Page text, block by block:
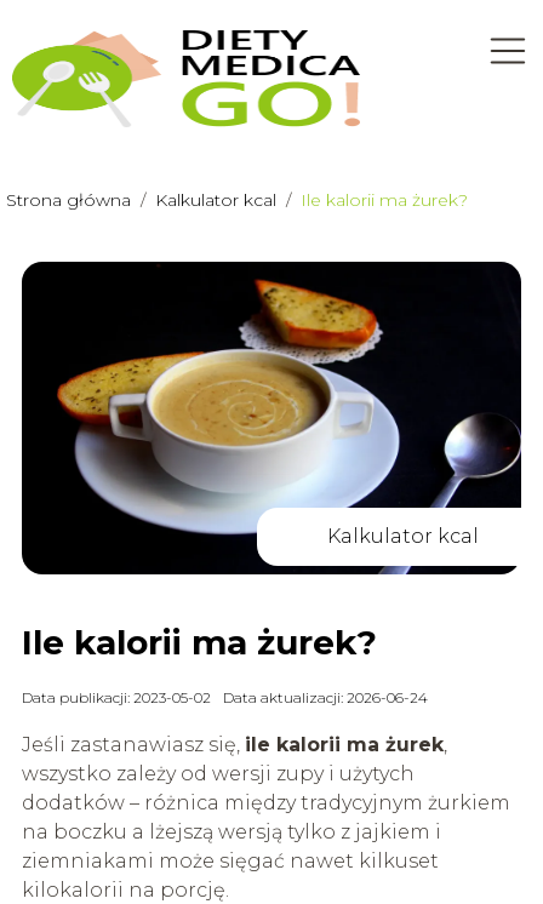
Strona główna / Kalkulator kcal / Ile kalorii ma żurek?
Kalkulator kcal
Ile kalorii ma żurek?
Data publikacji: 2023-05-02 Data aktualizacji: 2026-06-24
Jeśli zastanawiasz się, ile kalorii ma żurek,
wszystko zależy od wersji zupy i użytych
dodatków – różnica między tradycyjnym żurkiem
na boczku a lżejszą wersją tylko z jajkiem i
ziemniakami może sięgać nawet kilkuset
kilokalorii na porcję.